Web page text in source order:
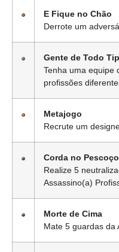
E Fique no Chão
Derrote um
Gente de Todo
Tenha uma equipe
profissões
Metajogo
Recrute um
Corda no Pescoço
Realize 5
Assassino(a)
Morte de Cima
Mate 5 guardas da